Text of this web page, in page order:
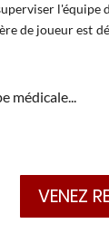
l'équipe
de joueur
médicale...
VENEZ